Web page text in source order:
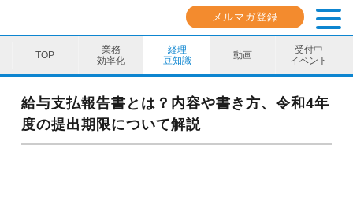
メルマガ登録
業務
効率化
経理
豆知識
動画
受付中
イベント
業務効率化
経理豆知識
給与支払報告書とは？内容や書き方、令和4年
度の提出期限について解説